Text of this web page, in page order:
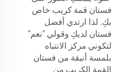
فستان قمة كريب خاص
بكِ. لذا ارتدي أفضل
فستان لديكِ وقولي "نعم"
لتكوني مركز الانتباه
بلمسة أنيقة من فستان
القمة الكريب من